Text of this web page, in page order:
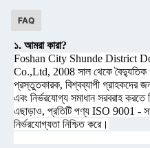
FAQ
১. আমরা কারা?
Foshan City Shunde District
Co.,Ltd, 2008 সাল থেকে বৈদ্যুতিক
প্রস্তুতকারক, বিশ্বব্যাপী গ্রাহকদের
এবং নির্ভরযোগ্য সমাধান সরবরাহ করতে
এছাড়াও, প্রতিটি পণ্য ISO 9001 -
নির্ভরযোগ্যতা নিশ্চিত করে।